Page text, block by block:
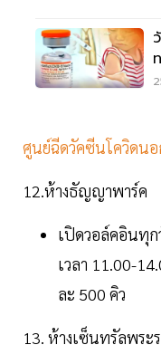
ศูนย์ฉีดวัคซีนโควิดน
12.ห้างธัญญาพาร์ค
เปิดวอล์คอินทุ
เวลา 11.00-
ละ 500 คิว
13. ห้างเซ็นทรัลพระ